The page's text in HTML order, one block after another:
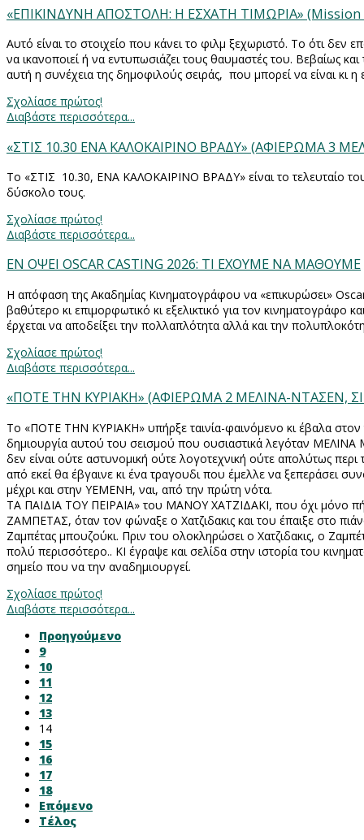
«ΕΠΙΚΙΝΔΥΝΗ ΑΠΟΣΤΟΛΗ: Η ΕΣΧΑΤΗ ΤΙΜΩΡΙΑ»
Αυτό είναι το στοιχείο που κάνει το φιλμ ξεχωριστό. Το ότι
να ικανοποιεί ή να εντυπωσιάζει τους θαυμαστές του. Βεβαίως
αυτή η συνέχεια της δημοφιλούς σειράς, που μπορεί να είναι κι η
Σχολίασε πρώτος!
Διαβάστε περισσότερα...
«ΣΤΙΣ 10.30 ΕΝΑ ΚΑΛΟΚΑΙΡΙΝΟ ΒΡΑΔΥ» (ΑΦΙΕΡΩΜΑ 3
Το «ΣΤΙΣ 10.30, ΕΝΑ ΚΑΛΟΚΑΙΡΙΝΟ ΒΡΑΔΥ» είναι το τελευταίο
δύσκολο τους.
Σχολίασε πρώτος!
Διαβάστε περισσότερα...
ΕΝ ΟΨΕΙ OSCAR CASTING 2026: ΤΙ ΕΧΟΥΜΕ ΝΑ ΜΑΘΟΥΜΕ
Η απόφαση της Ακαδημίας Κινηματογράφου να «επικυρώσει»
βαθύτερο κι επιμορφωτικό κι εξελικτικό για τον
έρχεται να αποδείξει την πολλαπλότητα αλλά και την
Σχολίασε πρώτος!
Διαβάστε περισσότερα...
«ΠΟΤΕ ΤΗΝ ΚΥΡΙΑΚΗ» (ΑΦΙΕΡΩΜΑ 2 ΜΕΛΙΝΑ-ΝΤΑΣΕΝ,
Το «ΠΟΤΕ ΤΗΝ ΚΥΡΙΑΚΗ» υπήρξε ταινία-φαινόμενο κι έβαλα
δημιουργία αυτού του σεισμού που ουσιαστικά λεγόταν ΜΕΛΙΝΑ
δεν είναι ούτε αστυνομική ούτε λογοτεχνική ούτε απολύτως
από εκεί θα έβγαινε κι ένα τραγουδι που έμελλε να ξεπεράσει
μέχρι και στην ΥΕΜΕΝΗ, ναι, από την πρώτη νότα.
ΤΑ ΠΑΙΔΙΑ ΤΟΥ ΠΕΙΡΑΙΑ» του ΜΑΝΟΥ ΧΑΤΖΙΔΑΚΙ, που όχι μόνο
ΖΑΜΠΕΤΑΣ, όταν τον φώναξε ο Χατζιδακις και του έπαιξε στο
Ζαμπέτας μπουζούκι. Πριν του ολοκληρώσει ο Χατζιδακις, ο
πολύ περισσότερο.. ΚΙ έγραψε και σελίδα στην ιστορία του
σημείο που να την αναδημιουργεί.
Σχολίασε πρώτος!
Διαβάστε περισσότερα...
Προηγούμενο
9
10
11
12
13
14
15
16
17
18
Επόμενο
Τέλος